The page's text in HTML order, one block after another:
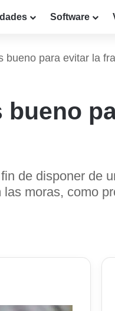
Software
bueno para evitar la
bueno
de disponer de
moras, como